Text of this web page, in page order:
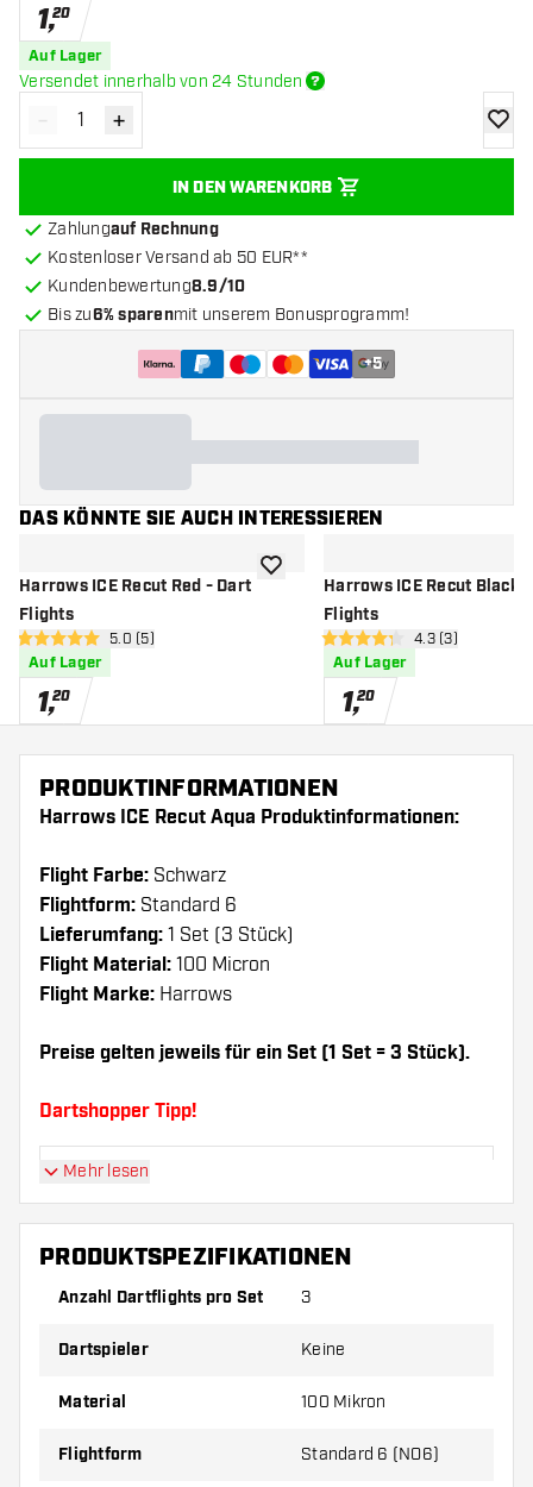
1,20
Auf Lager
Versendet innerhalb von 24 Stunden
Menge verringern
- Menge erhöhen
+
IN DEN WARENKORB
Zur
Zahlungauf Rechnung
Kostenloser Versand ab 50 EUR**
Kundenbewertung8.9/10
Bis zu6% sparenmit unserem Bonusprogramm!
+5
DAS KÖNNTE SIE AUCH INTERESSIEREN
Harrows ICE Recut Red - Dart
Flights
Bewertungsbereich öffnen
5 Bewertungssterne
5.0 (5)
Auf Lager
1,20
Zur Wunschliste hinzufügen
Harrows ICE Recut Black
Flights
4.3 Bewertungssterne
4.3 (3)
Auf Lager
1,20
PRODUKTINFORMATIONEN
Harrows ICE Recut Aqua Produktinformationen:
Flight Farbe: Schwarz
Flightform: Standard 6
Lieferumfang: 1 Set (3 Stück)
Flight Material: 100 Micron
Flight Marke: Harrows
Preise gelten jeweils für ein Set (1 Set = 3 Stück).
Dartshopper Tipp!
Sorgen Sie für genügend Ersatz Flights und
Shafts. Diese können sich durch Gebrauch
Probieren Sie eine andere Form, ein anderes
um herauszufinden, welche Variante am besten
zu Ihnen passt!
Mehr lesen
PRODUKTSPEZIFIKATIONEN
Anzahl Dartflights pro Set 3
Dartspieler Keine
Material 100 Mikron
Flightform Standard 6 (NO6)